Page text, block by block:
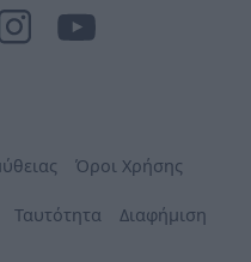
Όροι Χρήσης
Ταυτότητα Διαφήμιση